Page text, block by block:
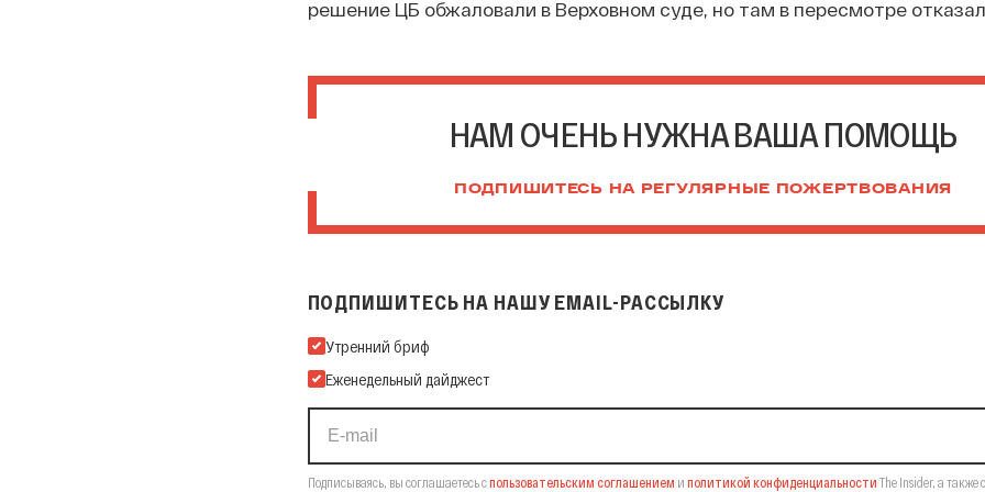
решение ЦБ обжаловали в Верховном суде, но там в пересмотре
НАМ ОЧЕНЬ НУЖНА ВАША ПОМОЩЬ
ПОДПИШИТЕСЬ НА РЕГУЛЯРНЫЕ ПОЖЕРТВОВАНИЯ
ПОДПИШИТЕСЬ НА НАШУ EMAIL-РАССЫЛКУ
Подпишитесь на нашу Email-рассылку
Утренний бриф
Еженедельный дайджест
Подписываясь, вы соглашаетесь спользовательским соглашением и политикой конфиденциальности The Insider, а также